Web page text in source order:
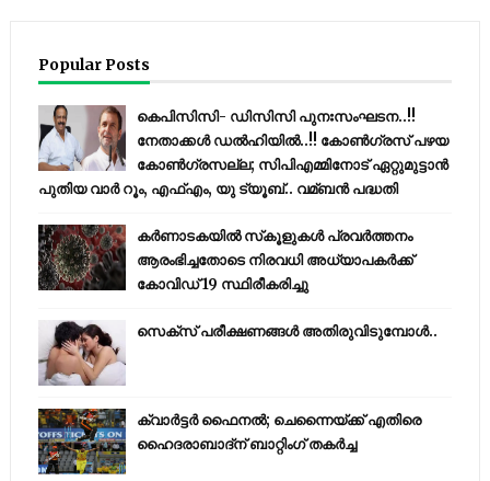
Popular Posts
കെപിസിസി- ഡിസിസി പുനഃസംഘടന..!!
നേതാക്കൾ ഡൽഹിയിൽ..!! കോണ്‍ഗ്രസ് പഴയ
കോണ്‍ഗ്രസല്ല; സിപിഎമ്മിനോട് ഏറ്റുമുട്ടാന്‍
പുതിയ വാര്‍ റൂം, എഫ്‌എം, യു ട്യൂബ്.. വമ്ബന്‍ പദ്ധതി
കര്‍ണാടകയില്‍ സ്‌കൂളുകള്‍ പ്രവര്‍ത്തനം
ആരംഭിച്ചതോടെ നിരവധി അധ്യാപകര്‍ക്ക്
കോവിഡ് 19 സ്ഥിരീകരിച്ചു
സെക്സ് പരീക്ഷണങ്ങൾ അതിരുവിടുമ്പോൾ..
ക്വാർട്ടർ ഫൈനൽ; ചെന്നൈയ്ക്ക് എതിരെ
ഹൈദരാബാദ്ന് ബാറ്റിംഗ് തകർച്ച